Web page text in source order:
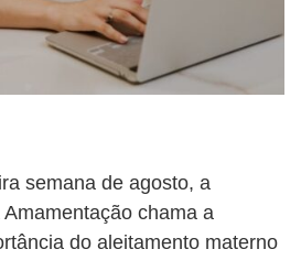
semana de agosto, a
chama a
do aleitamento materno